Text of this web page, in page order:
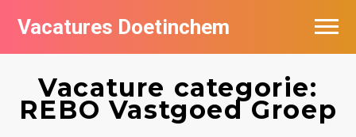
Vacatures Doetinchem
Vacature categorie:
REBO Vastgoed Groep
Vacatures per bedrijf
De populairste vacatures in Doetinchem